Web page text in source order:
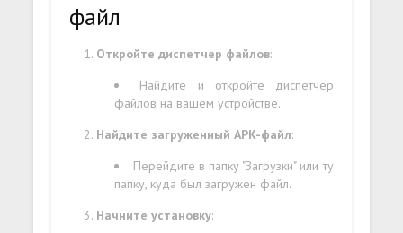
файл
Откройте диспетчер файлов:
Найдите и откройте диспетчер
файлов на вашем устройстве.
Найдите загруженный APK-файл:
Перейдите в папку "Загрузки" или ту
папку, куда был загружен файл.
Начните установку: